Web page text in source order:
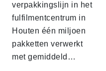
verpakkingslijn in het
fulfilmentcentrum in
Houten één miljoen
pakketten verwerkt
met gemiddeld…